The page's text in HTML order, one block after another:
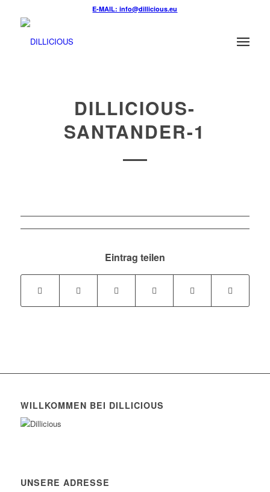
E-MAIL: info@dillicious.eu
DILLICIOUS-
SANTANDER-1
Eintrag teilen
WILLKOMMEN BEI DILLICIOUS
UNSERE ADRESSE